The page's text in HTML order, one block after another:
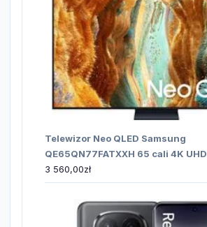
Telewizor Neo QLED Samsung
QE65QN77FATXXH 65 cali 4K UHD
3 560,00zł